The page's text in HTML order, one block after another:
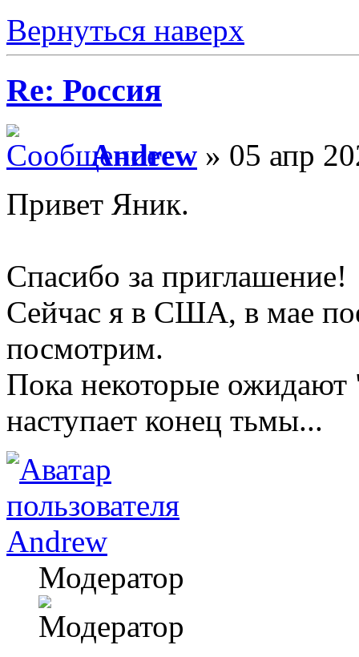
Вернуться наверх
Re: Россия
Andrew » 05 апр
Привет Яник.
Спасибо за приглашение!
Сейчас я в США, в мае
посмотрим.
Пока некоторые ожидают
наступает конец тьмы...
Andrew
Модератор